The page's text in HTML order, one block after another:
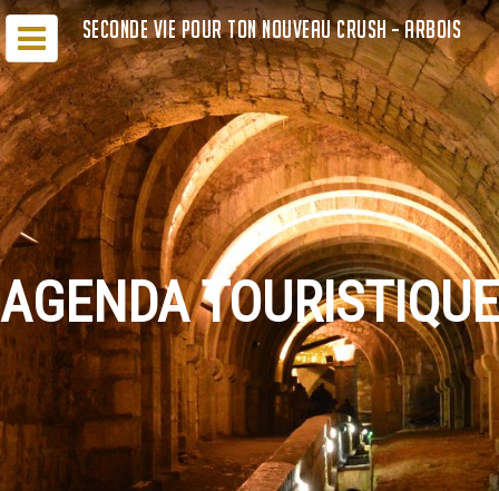
SECONDE VIE POUR TON NOUVEAU CRUSH – ARBOIS
AGENDA TOURISTIQUE